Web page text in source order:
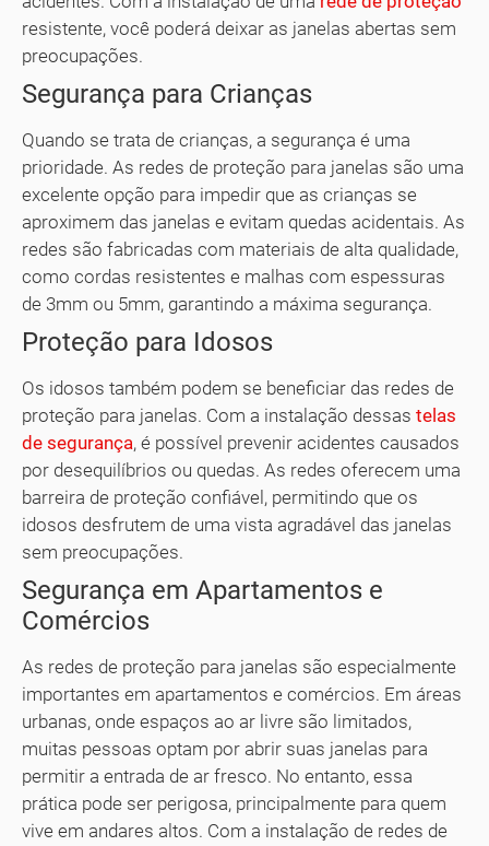
resistente, você poderá deixar as janelas abertas sem
preocupações.
Segurança para Crianças
Quando se trata de crianças, a segurança é uma
prioridade. As redes de proteção para janelas são uma
excelente opção para impedir que as crianças se
aproximem das janelas e evitam quedas acidentais. As
redes são fabricadas com materiais de alta qualidade,
como cordas resistentes e malhas com espessuras
de 3mm ou 5mm, garantindo a máxima segurança.
Proteção para Idosos
Os idosos também podem se beneficiar das redes de
proteção para janelas. Com a instalação dessas telas
de segurança, é possível prevenir acidentes causados
por desequilíbrios ou quedas. As redes oferecem uma
barreira de proteção confiável, permitindo que os
idosos desfrutem de uma vista agradável das janelas
sem preocupações.
Segurança em Apartamentos e
Comércios
As redes de proteção para janelas são especialmente
importantes em apartamentos e comércios. Em áreas
urbanas, onde espaços ao ar livre são limitados,
muitas pessoas optam por abrir suas janelas para
permitir a entrada de ar fresco. No entanto, essa
prática pode ser perigosa, principalmente para quem
vive em andares altos. Com a instalação de redes de